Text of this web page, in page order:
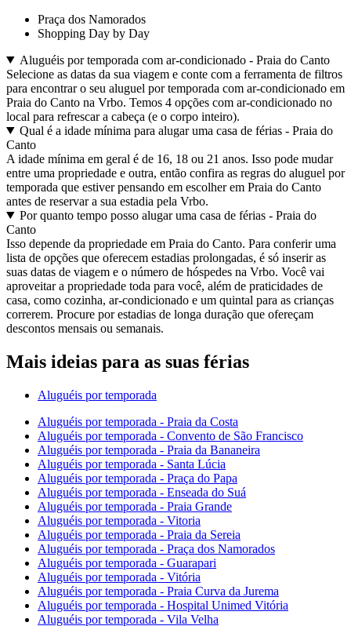
Praça dos Namorados
Shopping Day by Day
Aluguéis por temporada com ar-condicionado - Praia do Canto
Selecione as datas da sua viagem e conte com a ferramenta de filtros
para encontrar o seu aluguel por temporada com ar-condicionado em
Praia do Canto na Vrbo. Temos 4 opções com ar-condicionado no
local para refrescar a cabeça (e o corpo inteiro).
Qual é a idade mínima para alugar uma casa de férias - Praia do
Canto
A idade mínima em geral é de 16, 18 ou 21 anos. Isso pode mudar
entre uma propriedade e outra, então confira as regras do aluguel por
temporada que estiver pensando em escolher em Praia do Canto
antes de reservar a sua estadia pela Vrbo.
Por quanto tempo posso alugar uma casa de férias - Praia do
Canto
Isso depende da propriedade em Praia do Canto. Para conferir uma
lista de opções que oferecem estadias prolongadas, é só inserir as
suas datas de viagem e o número de hóspedes na Vrbo. Você vai
aproveitar a propriedade toda para você, além de praticidades de
casa, como cozinha, ar-condicionado e um quintal para as crianças
correrem. Procure por estadias de longa duração que ofereçam
descontos mensais ou semanais.
Mais ideias para as suas férias
Aluguéis por temporada
Aluguéis por temporada - Praia da Costa
Aluguéis por temporada - Convento de São Francisco
Aluguéis por temporada - Praia da Bananeira
Aluguéis por temporada - Santa Lúcia
Aluguéis por temporada - Praça do Papa
Aluguéis por temporada - Enseada do Suá
Aluguéis por temporada - Praia Grande
Aluguéis por temporada - Vitoria
Aluguéis por temporada - Praia da Sereia
Aluguéis por temporada - Praça dos Namorados
Aluguéis por temporada - Guarapari
Aluguéis por temporada - Vitória
Aluguéis por temporada - Praia Curva da Jurema
Aluguéis por temporada - Hospital Unimed Vitória
Aluguéis por temporada - Vila Velha